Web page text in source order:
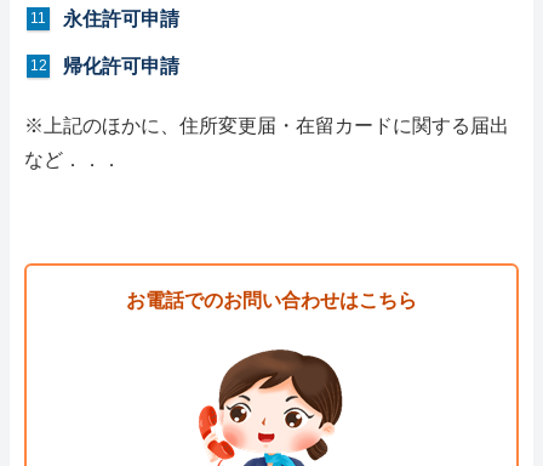
永住許可申請
帰化許可申請
※上記のほかに、住所変更届・在留カードに関する届出
など．．．
お電話でのお問い合わせはこちら